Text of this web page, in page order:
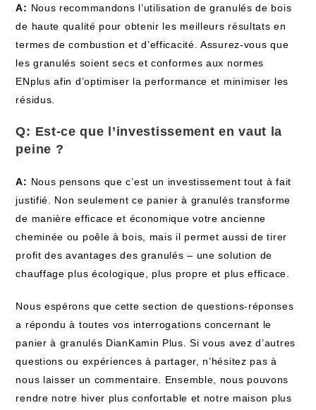
A: Nous recommandons l’utilisation de granulés de bois
de haute qualité pour obtenir les meilleurs résultats en
termes de combustion et d’efficacité. Assurez-vous que
les granulés soient secs et conformes aux normes
ENplus afin d’optimiser la performance et minimiser les
résidus.
Q: Est-ce que l’investissement en vaut la
peine ?
A: Nous pensons que c’est un investissement tout à fait
justifié. Non seulement ce panier à granulés transforme
de manière efficace et économique votre ancienne
cheminée ou poêle à bois, mais il permet aussi de tirer
profit des avantages des granulés – une solution de
chauffage plus écologique, plus propre et plus efficace.
Nous espérons que cette section de questions-réponses
a répondu à toutes vos interrogations concernant le
panier à granulés DianKamin Plus. Si vous avez d’autres
questions ou expériences à partager, n’hésitez pas à
nous laisser un commentaire. Ensemble, nous pouvons
rendre notre hiver plus confortable et notre maison plus